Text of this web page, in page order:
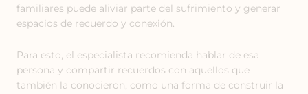
familiares puede aliviar parte del sufrimiento y generar
espacios de recuerdo y conexión.
Para esto, el especialista recomienda hablar de esa
persona y compartir recuerdos con aquellos que
también la conocieron, como una forma de construir la